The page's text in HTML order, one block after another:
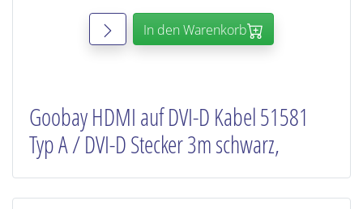
In den Warenkorb
Goobay HDMI auf DVI-D Kabel 51581
Typ A / DVI-D Stecker 3m schwarz,